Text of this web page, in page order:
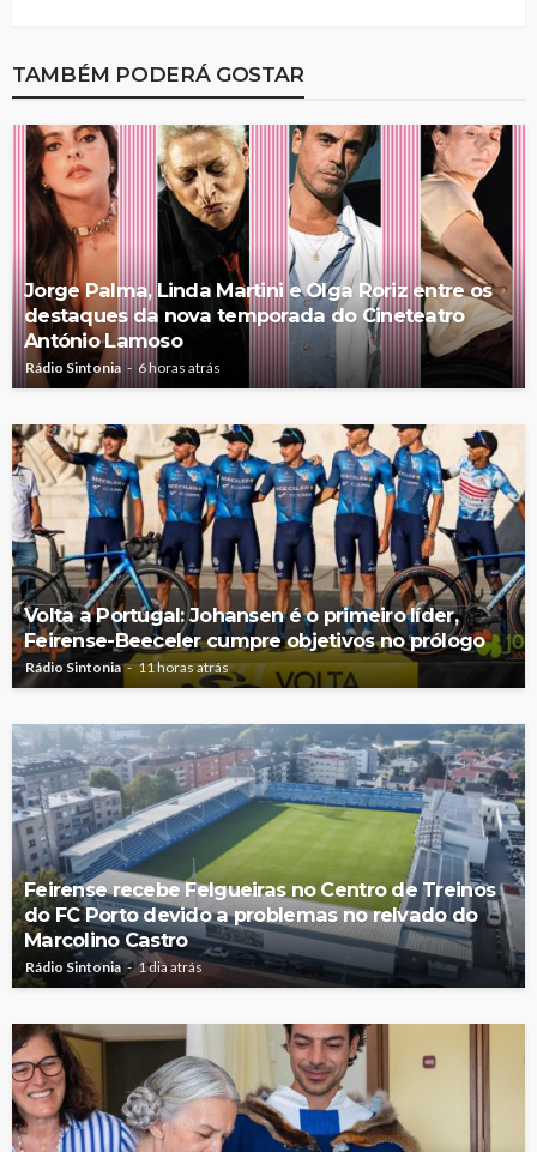
TAMBÉM PODERÁ GOSTAR
Jorge Palma, Linda Martini e Olga Roriz entre os
destaques da nova temporada do Cineteatro
António Lamoso
Rádio Sintonia 6 horas atrás
Volta a Portugal: Johansen é o primeiro líder,
Feirense-Beeceler cumpre objetivos no prólogo
Rádio Sintonia 11 horas atrás
Feirense recebe Felgueiras no Centro de Treinos
do FC Porto devido a problemas no relvado do
Marcolino Castro
Rádio Sintonia 1 dia atrás